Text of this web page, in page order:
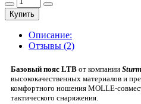
Купить
Описание:
Отзывы (2)
Базовый пояс LTB от компании
высококачественных материалов и
комфортного ношения MOLLE-
тактического снаряжения.